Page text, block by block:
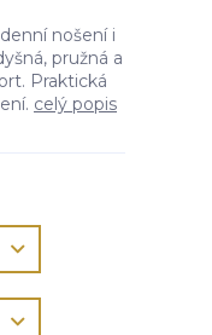
nošení i
pružná a
Praktická
celý popis